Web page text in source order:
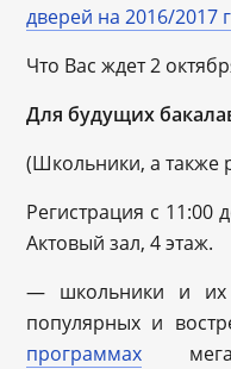
дверей на 2016/2017
Что Вас ждет 2
Для будущих
(Школьники, а также
Регистрация с 11:00
Актовый зал, 4 этаж.
— школьники и их
популярных и
программах